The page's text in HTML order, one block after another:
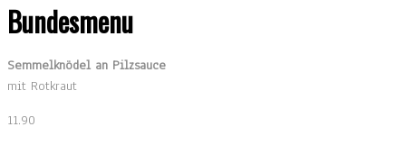
Bundesmenu
Semmelknödel an Pilzsauce
mit Rotkraut
11.90